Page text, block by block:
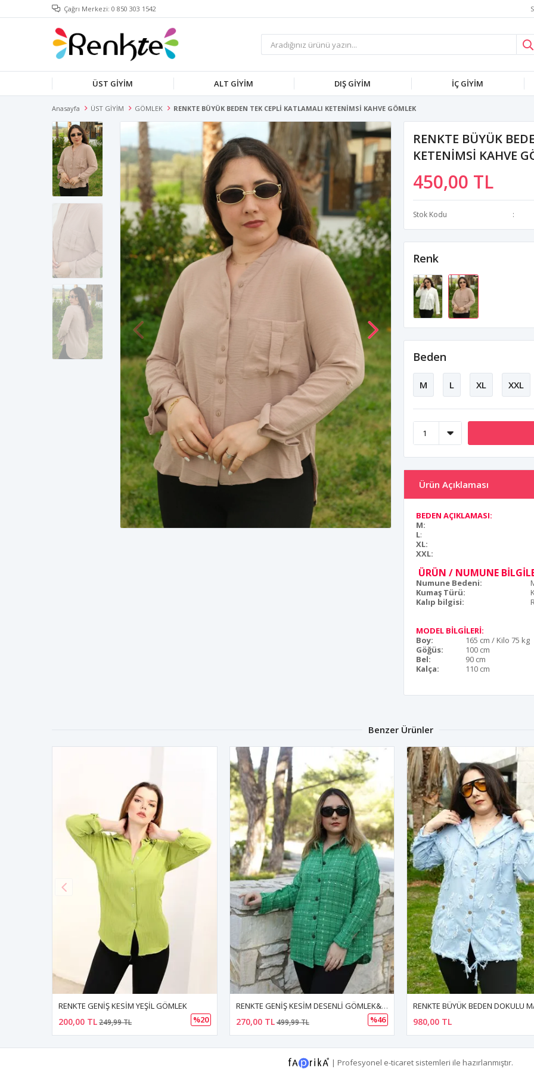
Çağrı Merkezi: 0 850 303 1542
ÜST GİYİM ALT GİYİM DIŞ GİYİM İÇ GİYİM
Anasayfa ÜST GİYİM GÖMLEK RENKTE BÜYÜK BEDEN TEK CEPLİ KATLAMALI KETENİMSİ KAHVE GÖMLEK
RENKTE BÜYÜK
KETENİMSİ KAHVE
450,00 TL
Stok Kodu
Renk
Beden
M L XL XXL
Ürün Açıklaması
BEDEN AÇIKLAMASI:
M:
L:
XL:
XXL:
ÜRÜN / NUMUNE
Numune Bedeni:
Kumaş Türü:
Kalıp bilgisi:
MODEL BİLGİLERİ:
Boy:
165 cm / Kilo 75 kg
Göğüs:
100 cm
Bel:
90 cm
Kalça:
110 cm
Benzer Ürünler
270,00 TL499,99 TL %46
RENKTE BÜYÜK BEDEN DOKULU MAVİ CEKET&GÖMLEK
980,00 TL 450,00 TL
| Profesyonel e-ticaret sistemleri ile hazırlanmıştır.